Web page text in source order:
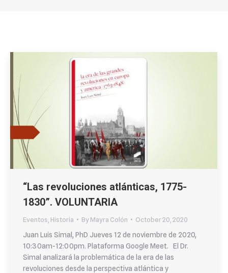
“Las revoluciones atlánticas, 1775-
1830”. VOLUNTARIA
Eventos Historia ByMayra Colón
October 20, 2020
Juan Luis Simal, PhD Jueves 12 de noviembre de 2020,
10:30am-12:00pm. Plataforma Google Meet. El Dr.
Simal analizará la problemática de la era de las
revoluciones desde la perspectiva atlántica y